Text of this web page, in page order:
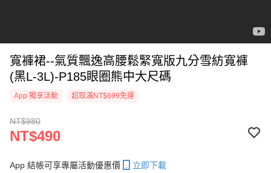
寬褲裙--氣質飄逸高腰鬆緊寬版九分雪紡寬褲
(黑L-3L)-P185眼圈熊中大尺碼
App 獨享活動 超取滿NT$699免運
NT$980
NT$490
App 結帳可享專屬活動優惠價 立即下載